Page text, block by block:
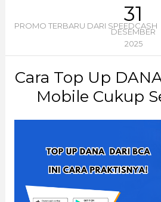
31
DESEMBER
2025
PROMO TERBARU DARI SPEEDCASH
Cara Top Up
Mobile Cukup